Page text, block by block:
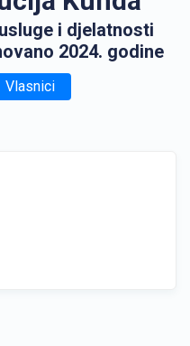
i djelatnosti
2024. godine
Vlasnici